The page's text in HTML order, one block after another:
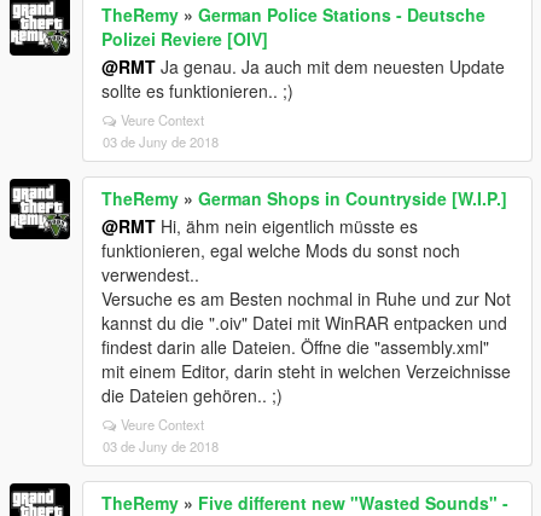
TheRemy » German Police Stations - Deutsche
Polizei Reviere [OIV]
@RMT Ja genau. Ja auch mit dem neuesten Update
sollte es funktionieren.. ;)
Veure Context
03 de Juny de 2018
TheRemy » German Shops in Countryside [W.I.P.]
@RMT Hi, ähm nein eigentlich müsste es
funktionieren, egal welche Mods du sonst noch
verwendest..
Versuche es am Besten nochmal in Ruhe und zur Not
kannst du die ".oiv" Datei mit WinRAR entpacken und
findest darin alle Dateien. Öffne die "assembly.xml"
mit einem Editor, darin steht in welchen Verzeichnisse
die Dateien gehören.. ;)
Veure Context
03 de Juny de 2018
TheRemy » Five different new "Wasted Sounds" -